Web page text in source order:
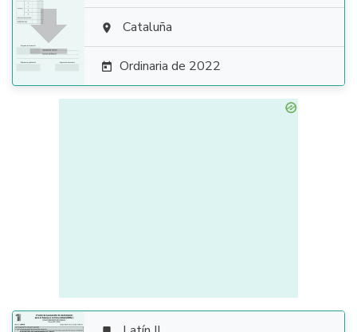
  Cataluña
 Ordinaria de 2022